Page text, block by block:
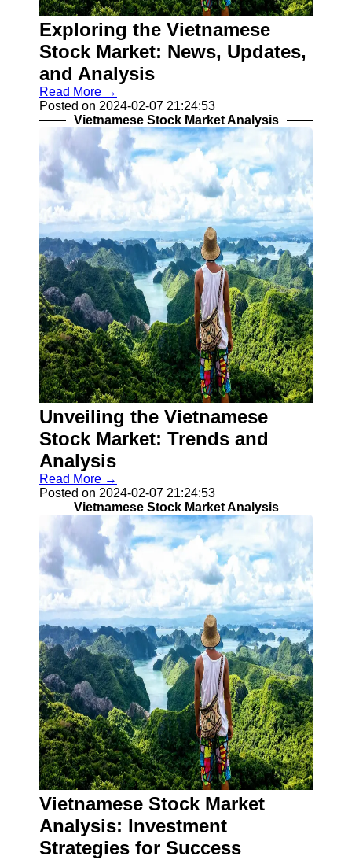
Business
Vietnam
Vietnamese
Manufacturing
Industries
Banking and
Finance in
Vietnamese
Startups and
Entrepreneurship
Socials
Facebook
Instagram
Twitter
Telegram
Help &
Support
Contact
About
Us
for Us
Exploring the Vietnamese
Stock Market: News, Updates,
and Analysis
Read More →
Posted on 2024-02-07 21:24:53
Vietnamese Stock Market Analysis
Unveiling the Vietnamese
Stock Market: Trends and
Analysis
Read More →
Posted on 2024-02-07 21:24:53
Vietnamese Stock Market Analysis
Vietnamese Stock Market
Analysis: Investment
Strategies for Success